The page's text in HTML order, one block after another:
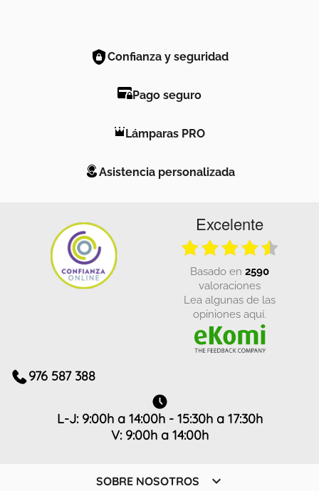
Confianza y seguridad
Pago seguro
Lámparas PRO
Asistencia personalizada
Excelente
basado en 2590
valoraciones
Lea algunas de las
opiniones aquí.
976 587 388
L-J: 9:00h a 14:00h - 15:30h a 17:30h
V: 9:00h a 14:00h
SOBRE NOSOTROS 